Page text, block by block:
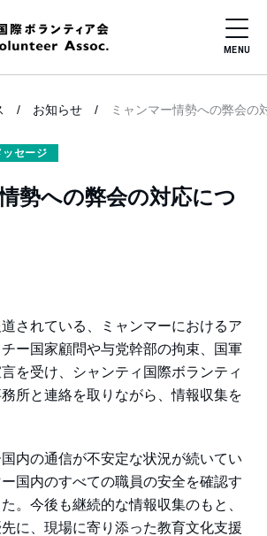
お知らせ ミャンマー情勢への弊会の
ッセージ
勢への弊会の対応につ
されている、ミャンマーにおけるア
ー国家顧問や与党幹部の拘束、国軍
を受け、シャンティ国際ボランティ
所と連絡を取りながら、情報収集を
内の通信が不安定な状況が続いてい
国内のすべての職員の安全を確認す
。今後も継続的な情報収集のもと、
に、現場に寄り添った教育文化支援